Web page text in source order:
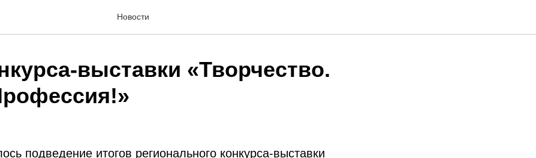
Новости
выставки «Творчество.
подведение итогов регионального конкурса-выставки